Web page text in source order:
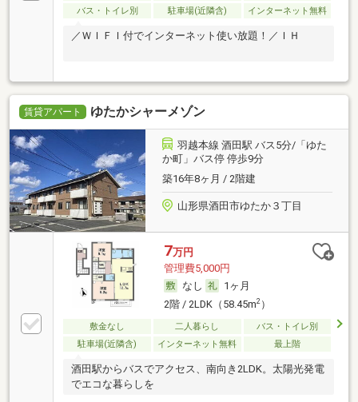
バス・トイレ別
駐車場(近隣含) インターネット無料
／ＷＩＦＩ付でインターネット使い放題！／ＩＨ
賃貸アパート ゆたかシャーメゾン
羽越本線 酒田駅 バス5分/「ゆた
か町」バス停 停歩9分
築16年8ヶ月 / 2階建
山形県酒田市ゆたか３丁目
7万円
管理費5,000円
なし
1ヶ月
2階 / 2LDK（58.45m2）
敷金なし 二人暮らし
バス・トイレ別
駐車場(近隣含)
インターネット無料 最上階
酒田駅からバスでアクセス、南向き2LDK。太陽光発電
でエコな暮らしを